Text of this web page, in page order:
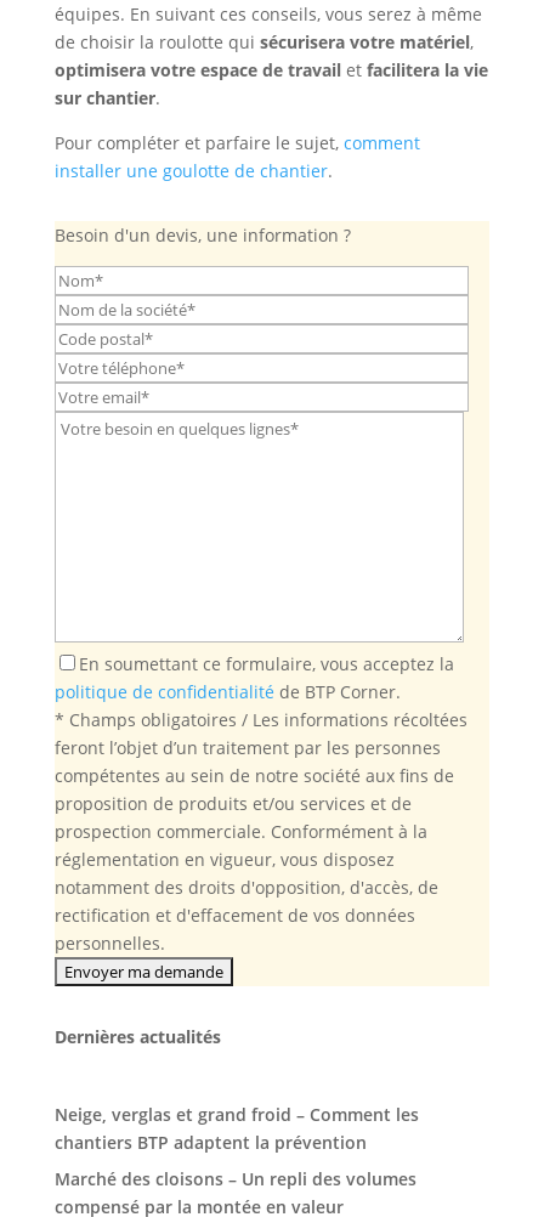
équipes. En suivant ces conseils, vous serez à même
de choisir la roulotte qui sécurisera votre matériel,
optimisera votre espace de travailet facilitera la vie
sur chantier.
Pour compléter et parfaire le sujet, comment
installer une goulotte de chantier.
Besoin d'un devis, une information ?
En soumettant ce formulaire, vous acceptez la
politique de confidentialité de BTP Corner.
* Champs obligatoires / Les informations récoltées
feront l’objet d’un traitement par les personnes
compétentes au sein de notre société aux fins de
proposition de produits et/ou services et de
prospection commerciale. Conformément à la
réglementation en vigueur, vous disposez
notamment des droits d'opposition, d'accès, de
rectification et d'effacement de vos données
personnelles.
Dernières actualités
Neige, verglas et grand froid – Comment les
chantiers BTP adaptent la prévention
Marché des cloisons – Un repli des volumes
compensé par la montée en valeur